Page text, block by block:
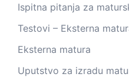
Ispitna pitanja za
Testovi – Eksterna
Eksterna matura
Uputstvo za izradu